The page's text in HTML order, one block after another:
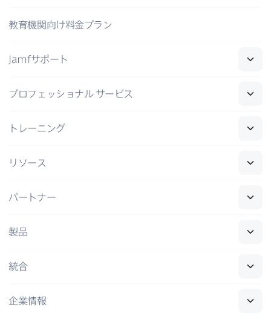
教育機関向け料金プラン
Jamfサポート
プロフェッショナル サービス
トレーニング
リソース
パートナー
製品
統合
企業情報